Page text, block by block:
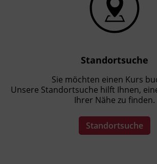
Standortsuche
Sie möchten einen Kurs
Unsere Standortsuche hilft Ihnen,
Ihrer Nähe zu finden.
Standortsuche